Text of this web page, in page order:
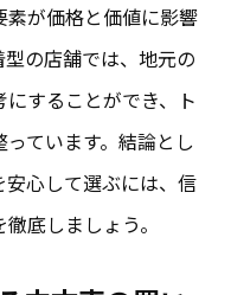
が価格と価値に影響
の店舗では、地元の
することができ、ト
ています。結論とし
心して選ぶには、信
底しましょう。